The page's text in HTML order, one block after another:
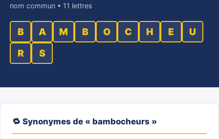
nom commun • 11 lettres
B A M B O C H E
U
R
S
🔁 Synonymes de « bambocheurs »